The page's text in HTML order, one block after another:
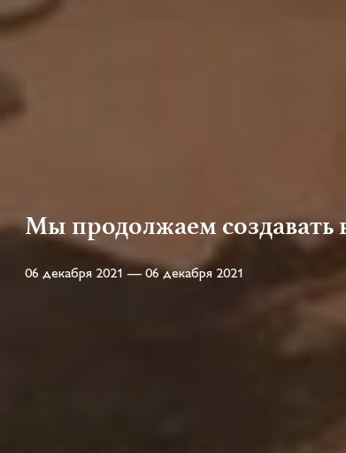
Мы продолжаем
06 декабря 2021 — 06 декабря 2021